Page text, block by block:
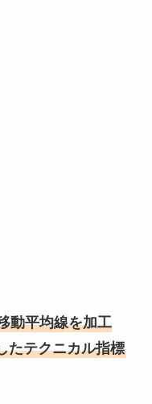
動平均線を加工
たテクニカル指標